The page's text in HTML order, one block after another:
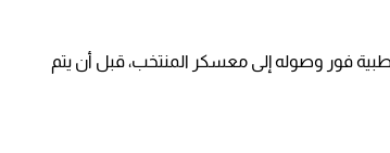
فور وصوله إلى معسكر المنتخب، قبل أن يتم